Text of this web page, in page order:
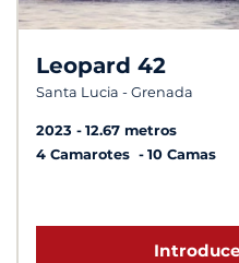
Leopard 42
Santa Lucia - Grenada
2023
12.67 metros
4 Camarotes
10 Camas